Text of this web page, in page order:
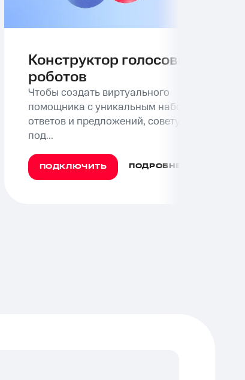
Конструктор голосовых
роботов
Чтобы создать виртуального
помощника с уникальным набором
ответов и предложений, советуем
под...
ПОДКЛЮЧИТЬ ПОДРОБНЕЕ